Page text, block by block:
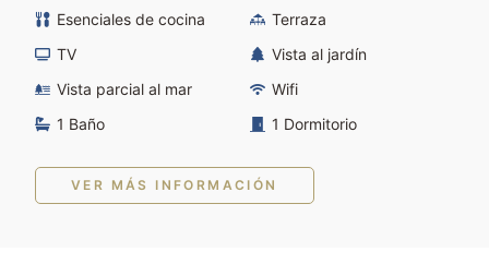
Esenciales de cocina
Terraza
TV
Vista al jardín
Vista parcial al mar
Wifi
1 Baño
1 Dormitorio
VER MÁS INFORMACIÓN